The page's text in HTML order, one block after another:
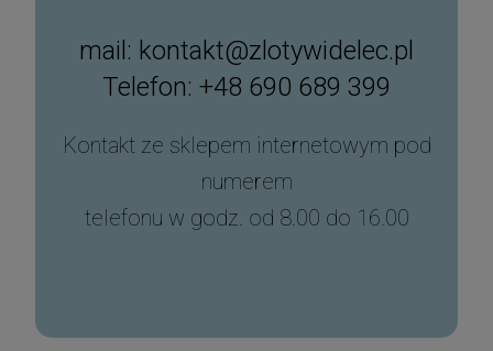
mail: kontakt@zlotywidelec.pl
Telefon: +48 690 689 399
Kontakt ze sklepem internetowym pod
numerem
telefonu w godz. od 8.00 do 16.00